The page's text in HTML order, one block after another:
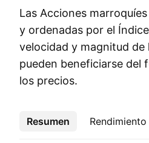
Las Acciones
y ordenadas por el
velocidad y magnitud de
pueden beneficiarse del
los precios.
Resumen Rendimiento
Más